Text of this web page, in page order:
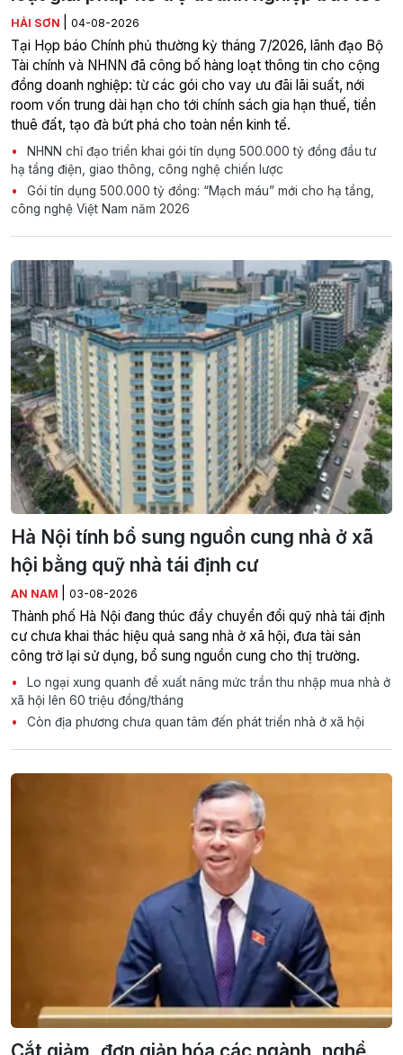
HẢI SƠN 04-08-2026
Tại Họp báo Chính phủ thường kỳ tháng 7/2026, lãnh đạo Bộ
Tài chính và NHNN đã công bố hàng loạt thông tin cho cộng
đồng doanh nghiệp: từ các gói cho vay ưu đãi lãi suất, nới
room vốn trung dài hạn cho tới chính sách gia hạn thuế, tiền
thuê đất, tạo đà bứt phá cho toàn nền kinh tế.
NHNN chỉ đạo triển khai gói tín dụng 500.000 tỷ đồng đầu tư
hạ tầng điện, giao thông, công nghệ chiến lược
Gói tín dụng 500.000 tỷ đồng: “Mạch máu” mới cho hạ tầng,
công nghệ Việt Nam năm 2026
Hà Nội tính bổ sung nguồn cung nhà ở xã
hội bằng quỹ nhà tái định cư
AN NAM 03-08-2026
Thành phố Hà Nội đang thúc đẩy chuyển đổi quỹ nhà tái định
cư chưa khai thác hiệu quả sang nhà ở xã hội, đưa tài sản
công trở lại sử dụng, bổ sung nguồn cung cho thị trường.
Lo ngại xung quanh đề xuất nâng mức trần thu nhập mua nhà ở
xã hội lên 60 triệu đồng/tháng
Còn địa phương chưa quan tâm đến phát triển nhà ở xã hội